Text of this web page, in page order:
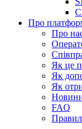
Про
Про
Як це
Як
Як
FAQ